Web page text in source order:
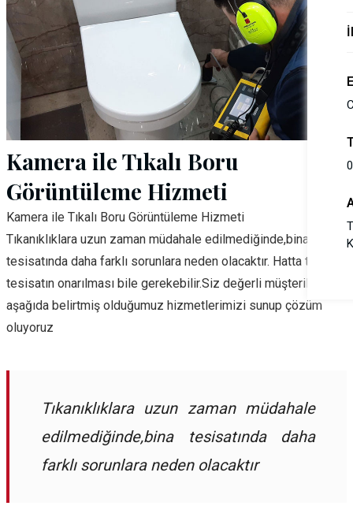
Kamera ile Tıkalı Boru
Görüntüleme Hizmeti
Kamera ile Tıkalı Boru Görüntüleme Hizmeti
Tıkanıklıklara uzun zaman müdahale edilmediğinde,bina
tesisatında daha farklı sorunlara neden olacaktır. Hatta tüm
tesisatın onarılması bile gerekebilir.Siz değerli müşterilemize
aşağıda belirtmiş olduğumuz hizmetlerimizi sunup çözüm
oluyoruz
Tıkanıklıklara uzun zaman müdahale
edilmediğinde,bina tesisatında daha
farklı sorunlara neden olacaktır